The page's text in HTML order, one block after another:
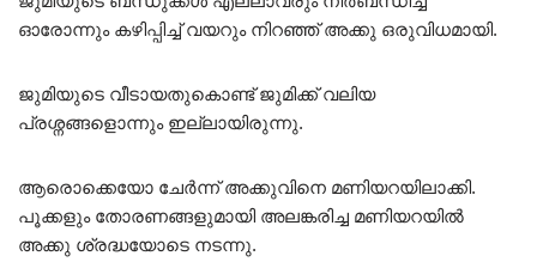
ഓരോന്നും കഴിപ്പിച്ച് വയറും നിറഞ്ഞ് അക്കു ഒരുവിധമായി.
ജുമിയുടെ വീടായതുകൊണ്ട് ജുമിക്ക് വലിയ
പ്രശ്നങ്ങളൊന്നും ഇല്ലായിരുന്നു.
ആരൊക്കെയോ ചേർന്ന് അക്കുവിനെ മണിയറയിലാക്കി.
പൂക്കളും തോരണങ്ങളുമായി അലങ്കരിച്ച മണിയറയിൽ
അക്കു ശ്രദ്ധയോടെ നടന്നു.